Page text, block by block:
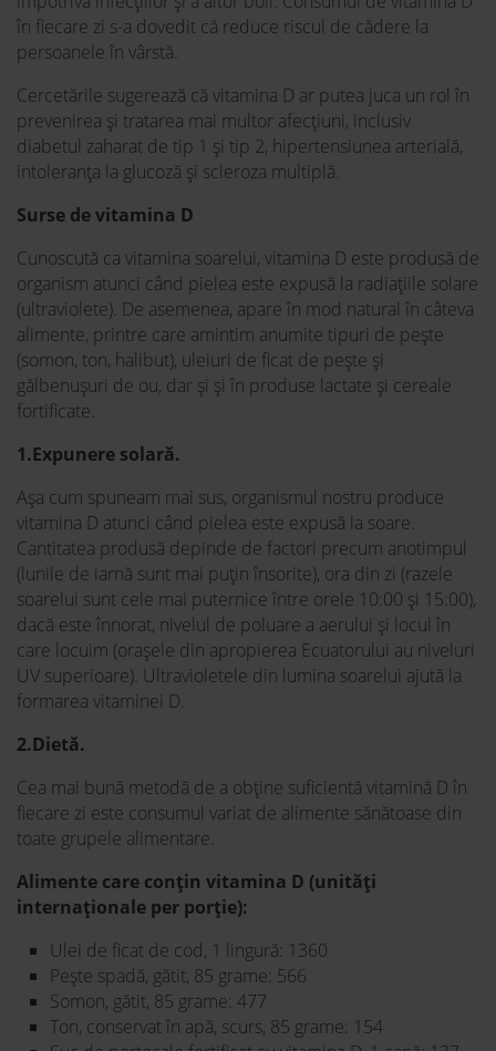
în fiecare zi s-a dovedit că reduce riscul de cădere la
persoanele în vârstă.
Cercetările sugerează că vitamina D ar putea juca un rol în
prevenirea și tratarea mai multor afecțiuni, inclusiv
diabetul zaharat de tip 1 și tip 2, hipertensiunea arterială,
intoleranța la glucoză și scleroza multiplă.
Surse de vitamina D
Cunoscută ca vitamina soarelui, vitamina D este produsă de
organism atunci când pielea este expusă la radiațiile solare
(ultraviolete). De asemenea, apare în mod natural în câteva
alimente, printre care amintim anumite tipuri de pește
(somon, ton, halibut), uleiuri de ficat de pește și
gălbenușuri de ou, dar și și în produse lactate și cereale
fortificate.
1.Expunere solară.
Așa cum spuneam mai sus, organismul nostru produce
vitamina D atunci când pielea este expusă la soare.
Cantitatea produsă depinde de factori precum anotimpul
(lunile de iarnă sunt mai puțin însorite), ora din zi (razele
soarelui sunt cele mai puternice între orele 10:00 și 15:00),
dacă este înnorat, nivelul de poluare a aerului și locul în
care locuim (orașele din apropierea Ecuatorului au niveluri
UV superioare). Ultravioletele din lumina soarelui ajută la
formarea vitaminei D.
2.Dietă.
Cea mai bună metodă de a obține suficientă vitamină D în
fiecare zi este consumul variat de alimente sănătoase din
toate grupele alimentare.
Alimente care conțin vitamina D (unități
internaționale per porție):
Ulei de ficat de cod, 1 lingură: 1360
Pește spadă, gătit, 85 grame: 566
Somon, gătit, 85 grame: 477
Ton, conservat în apă, scurs, 85 grame: 154